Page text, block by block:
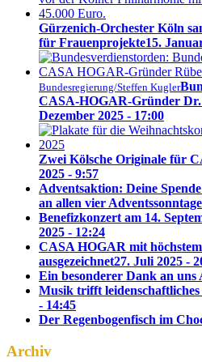
Gürzenich-Orchester Köln
für Frauenprojekte15.
Bundesregierung/Steffen Kugler
CASA-HOGAR-Gründer
Dezember 2025 - 17:00
Zwei Kölsche Originale für
2025 - 9:57
Adventsaktion: Deine
an allen vier
Benefizkonzert am 14.
2025 - 12:24
CASA HOGAR mit
ausgezeichnet27. Juli 2025 -
Ein besonderer Dank an uns
Musik trifft leidenschaftliches
- 14:45
Der Regenbogenfisch im
Archiv